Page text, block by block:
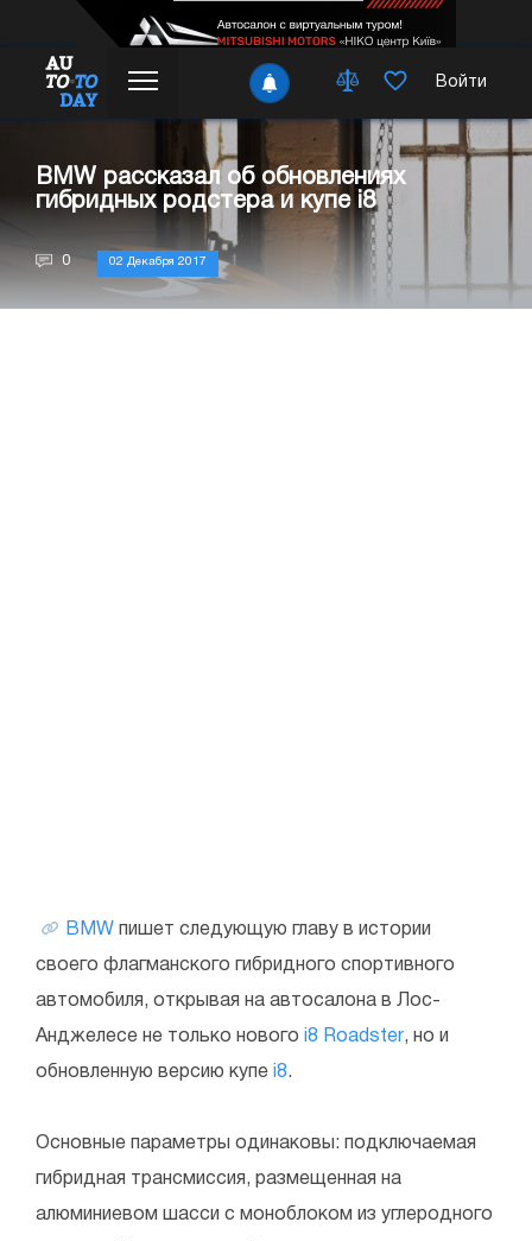
Войти
BMW рассказал об обновлениях
гибридных родстера и купе i8
0 02 Декабря 2017
BMW пишет следующую главу в истории
своего флагманского гибридного спортивного
автомобиля, открывая на автосалона в Лос-
Анджелесе не только нового i8 Roadster, но и
обновленную версию купе i8.
Основные параметры одинаковы: подключаемая
гибридная трансмиссия, размещенная на
алюминиевом шасси с моноблоком из углеродного